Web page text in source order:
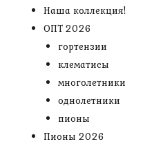
Наша коллекция!
ОПТ 2026
гортензии
клематисы
многолетники
однолетники
пионы
Пионы 2026